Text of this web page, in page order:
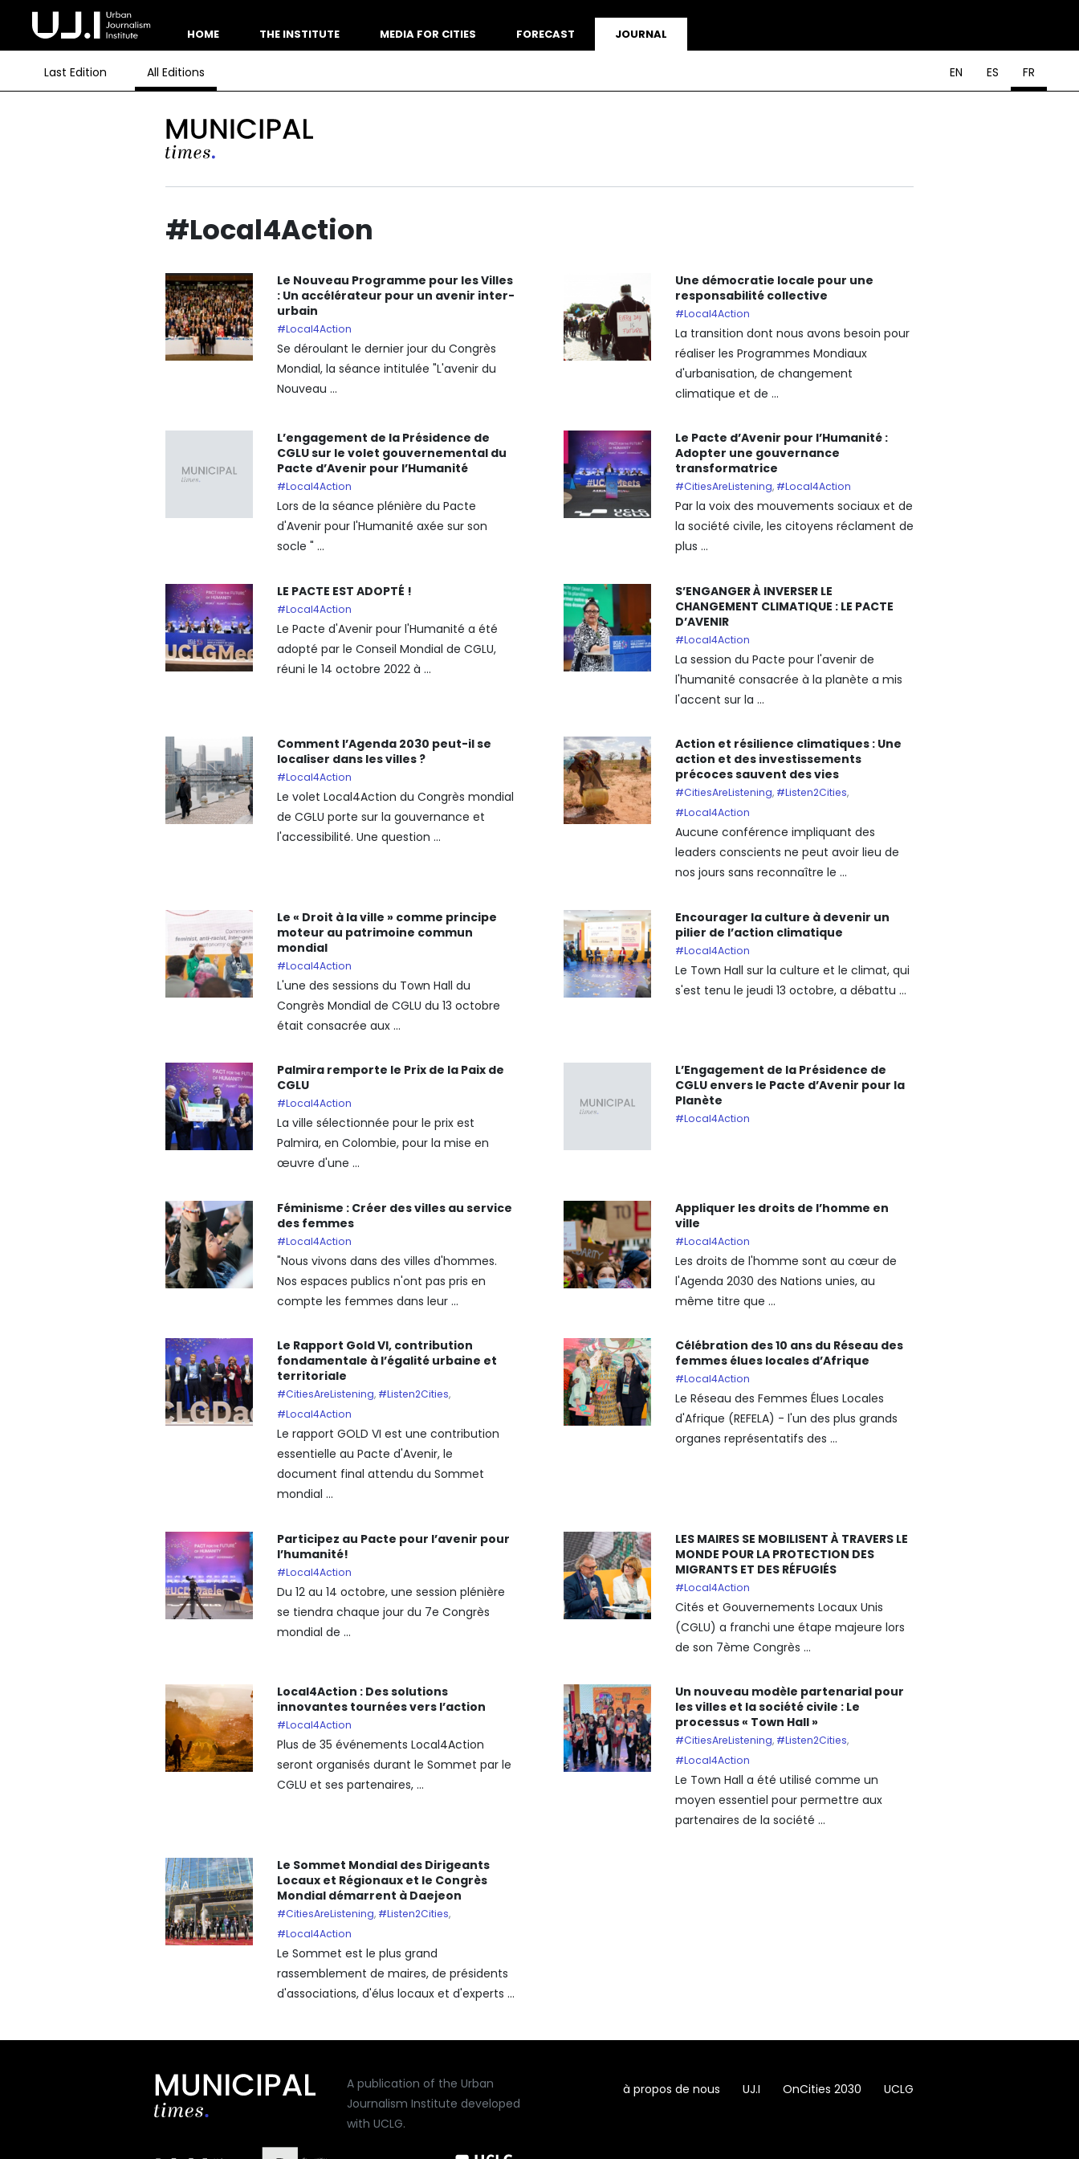
HOME THE INSTITUTE MEDIA FOR CITIES FORECAST JOURNAL
Last Edition All Editions EN ES FR
#Local4Action
Le Nouveau Programme pour les Villes
: Un accélérateur pour un avenir inter-
urbain
#Local4Action
Se déroulant le dernier jour du Congrès
Mondial, la séance intitulée "L'avenir du
Nouveau ...
Une démocratie locale pour une
responsabilité collective
#Local4Action
La transition dont nous avons besoin pour
réaliser les Programmes Mondiaux
d'urbanisation, de changement
climatique et de ...
L’engagement de la Présidence de
CGLU sur le volet gouvernemental du
Pacte d’Avenir pour l’Humanité
#Local4Action
Lors de la séance plénière du Pacte
d'Avenir pour l'Humanité axée sur son
socle " ...
Le Pacte d’Avenir pour l’Humanité :
Adopter une gouvernance
transformatrice
#CitiesAreListening, #Local4Action
Par la voix des mouvements sociaux et de
la société civile, les citoyens réclament de
plus ...
LE PACTE EST ADOPTÉ !
#Local4Action
Le Pacte d'Avenir pour l'Humanité a été
adopté par le Conseil Mondial de CGLU,
réuni le 14 octobre 2022 à ...
S’ENGANGER À INVERSER LE
CHANGEMENT CLIMATIQUE : LE PACTE
D’AVENIR
#Local4Action
La session du Pacte pour l'avenir de
l'humanité consacrée à la planète a mis
l'accent sur la ...
Comment l’Agenda 2030 peut-il se
localiser dans les villes ?
#Local4Action
Le volet Local4Action du Congrès mondial
de CGLU porte sur la gouvernance et
l'accessibilité. Une question ...
Action et résilience climatiques : Une
action et des investissements
précoces sauvent des vies
#CitiesAreListening, #Listen2Cities,
#Local4Action
Aucune conférence impliquant des
leaders conscients ne peut avoir lieu de
nos jours sans reconnaître le ...
Le « Droit à la ville » comme principe
moteur au patrimoine commun
mondial
#Local4Action
L'une des sessions du Town Hall du
Congrès Mondial de CGLU du 13 octobre
était consacrée aux ...
Encourager la culture à devenir un
pilier de l’action climatique
#Local4Action
Le Town Hall sur la culture et le climat, qui
s'est tenu le jeudi 13 octobre, a débattu ...
Palmira remporte le Prix de la Paix de
CGLU
#Local4Action
La ville sélectionnée pour le prix est
Palmira, en Colombie, pour la mise en
œuvre d'une ...
L’Engagement de la Présidence de
CGLU envers le Pacte d’Avenir pour la
Planète
#Local4Action
Féminisme : Créer des villes au service
des femmes
#Local4Action
"Nous vivons dans des villes d'hommes.
Nos espaces publics n'ont pas pris en
compte les femmes dans leur ...
Appliquer les droits de l’homme en
ville
#Local4Action
Les droits de l'homme sont au cœur de
l'Agenda 2030 des Nations unies, au
même titre que ...
Le Rapport Gold VI, contribution
fondamentale à l’égalité urbaine et
territoriale
#CitiesAreListening, #Listen2Cities,
#Local4Action
Le rapport GOLD VI est une contribution
essentielle au Pacte d'Avenir, le
document final attendu du Sommet
mondial ...
Célébration des 10 ans du Réseau des
femmes élues locales d’Afrique
#Local4Action
Le Réseau des Femmes Élues Locales
d'Afrique (REFELA) - l'un des plus grands
organes représentatifs des ...
Participez au Pacte pour l’avenir pour
l’humanité!
#Local4Action
Du 12 au 14 octobre, une session plénière
se tiendra chaque jour du 7e Congrès
mondial de ...
LES MAIRES SE MOBILISENT À TRAVERS LE
MONDE POUR LA PROTECTION DES
MIGRANTS ET DES RÉFUGIÉS
#Local4Action
Cités et Gouvernements Locaux Unis
(CGLU) a franchi une étape majeure lors
de son 7ème Congrès ...
Local4Action : Des solutions
innovantes tournées vers l’action
#Local4Action
Plus de 35 événements Local4Action
seront organisés durant le Sommet par le
CGLU et ses partenaires, ...
Un nouveau modèle partenarial pour
les villes et la société civile : Le
processus « Town Hall »
#CitiesAreListening, #Listen2Cities,
#Local4Action
Le Town Hall a été utilisé comme un
moyen essentiel pour permettre aux
partenaires de la société ...
Le Sommet Mondial des Dirigeants
Locaux et Régionaux et le Congrès
Mondial démarrent à Daejeon
#CitiesAreListening, #Listen2Cities,
#Local4Action
Le Sommet est le plus grand
rassemblement de maires, de présidents
d'associations, d'élus locaux et d'experts ...
A publication of the Urban
Journalism Institute developed
with UCLG.
à propos de nous UJ.I OnCities 2030 UCLG